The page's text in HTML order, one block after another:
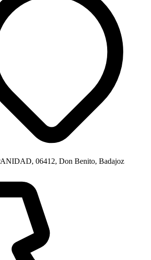
06412, Don Benito, Badajoz